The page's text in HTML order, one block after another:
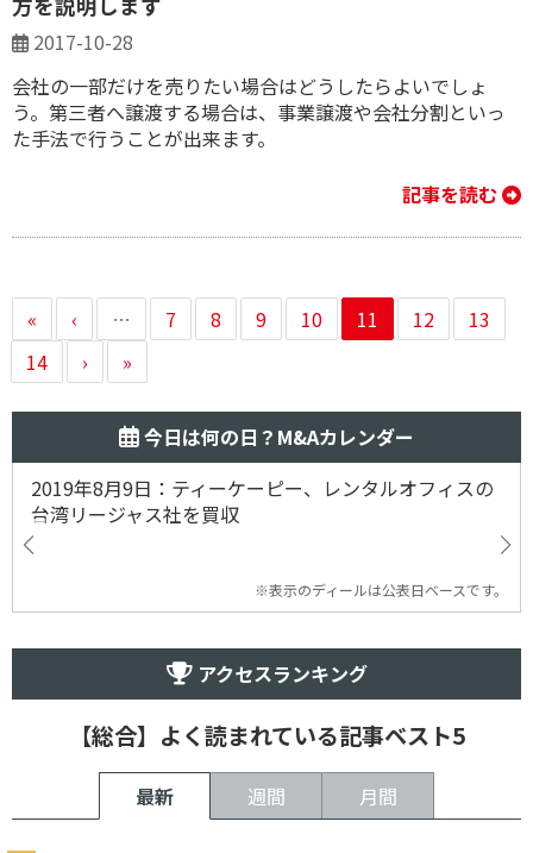
2017-10-28
会社の一部だけを売りたい場合はどうしたらよいでしょ
う。第三者へ譲渡する場合は、事業譲渡や会社分割といっ
た手法で行うことが出来ます。
記事を読む
« ‹ … 7 8 9 10 11 12
13
14
› »
今日は何の日？M&Aカレンダー
2019年8月9日：ティーケーピー、レンタルオフィスの
台湾リージャス社を買収
※表示のディールは公表日ベースです。
アクセスランキング
【総合】よく読まれている記事ベスト5
最新 週間 月間